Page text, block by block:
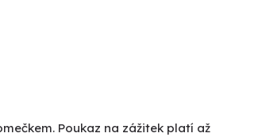
Poukaz na zážitek platí až